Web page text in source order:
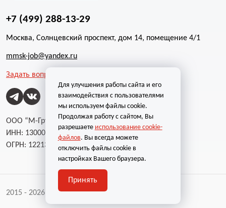
+7 (499) 288-13-29
Москва, Солнцевский проспект, дом 14, помещение 4/1
mmsk-job@yandex.ru
Задать вопрос
ООО “М-Групп”
ИНН: 1300002787
ОГРН: 1221300004232
2015 - 2026 | Все права защищены
Для улучшения работы сайта и его
взаимодействия с пользователями
мы используем файлы cookie.
Продолжая работу с сайтом, Вы
разрешаете использование cookie-
файлов. Вы всегда можете
отключить файлы cookie в
настройках Вашего браузера.
Принять